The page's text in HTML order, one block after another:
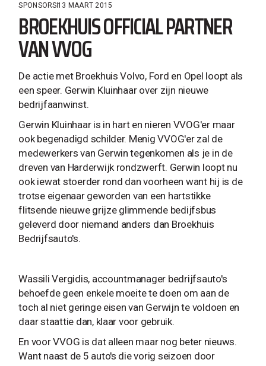
SPONSORS 13 MAART 2015
BROEKHUIS OFFICIAL PARTNER
VAN VVOG
De actie met Broekhuis Volvo, Ford en Opel loopt als
een speer. Gerwin Kluinhaar over zijn nieuwe
bedrijfaanwinst.
Gerwin Kluinhaar is in hart en nieren VVOG'er maar
ook begenadigd schilder. Menig VVOG'er zal de
medewerkers van Gerwin tegenkomen als je in de
dreven van Harderwijk rondzwerft. Gerwin loopt nu
ook iewat stoerder rond dan voorheen want hij is de
trotse eigenaar geworden van een hartstikke
flitsende nieuwe grijze glimmende bedijfsbus
geleverd door niemand anders dan Broekhuis
Bedrijfsauto's.
Wassili Vergidis, accountmanager bedrijfsauto's
behoefde geen enkele moeite te doen om aan de
toch al niet geringe eisen van Gerwijn te voldoen en
daar staattie dan, klaar voor gebruik.
En voor VVOG is dat alleen maar nog beter nieuws.
Want naast de 5 auto's die vorig seizoen door